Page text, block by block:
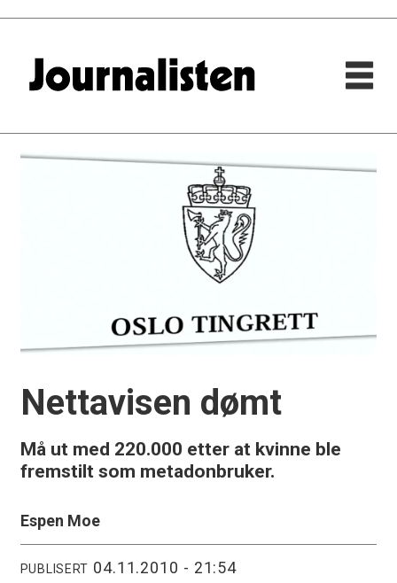
Nettavisen dømt
Må ut med 220.000 etter at kvinne ble
fremstilt som metadonbruker.
Espen Moe
PUBLISERT 04.11.2010 - 21:54